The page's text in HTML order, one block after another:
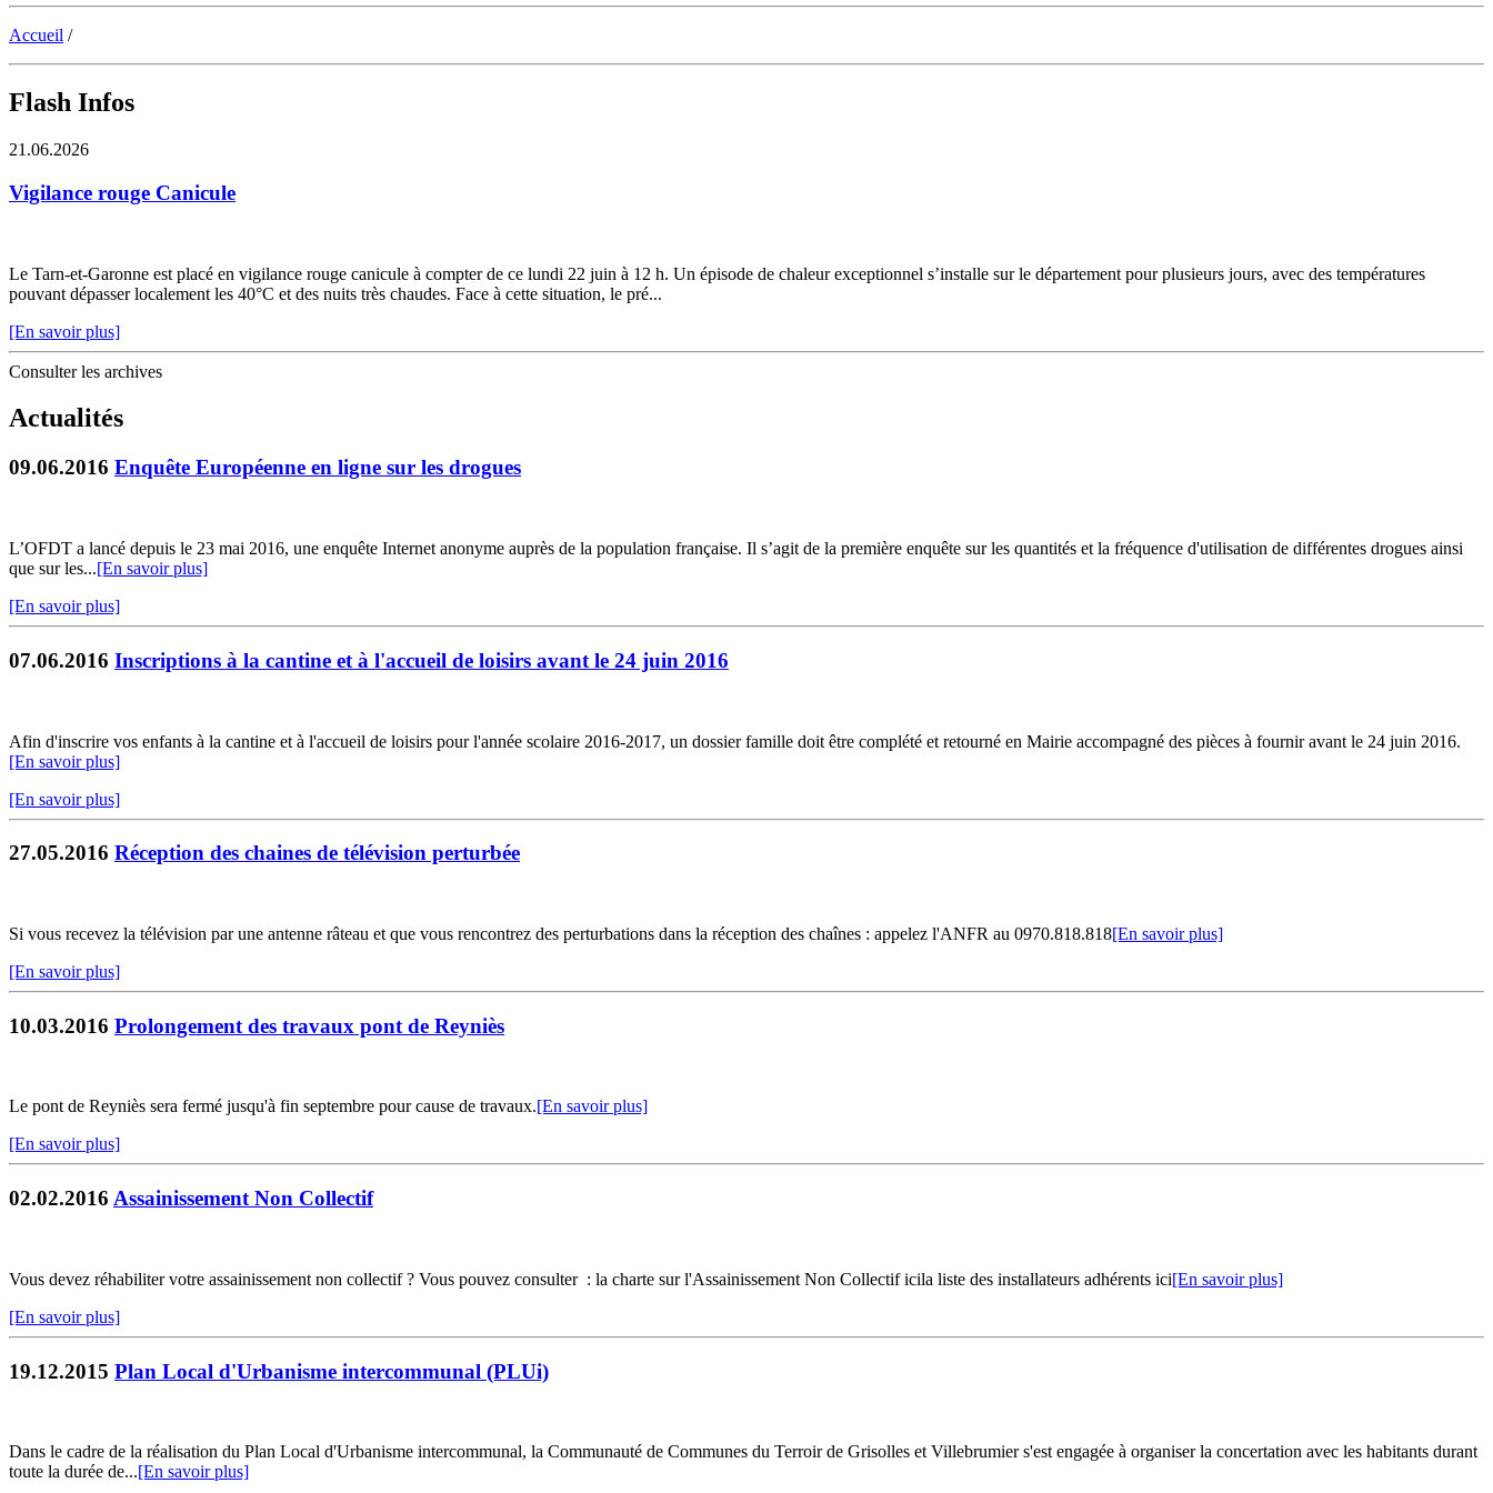
Accueil /
Flash Infos
21.06.2026
Vigilance rouge Canicule
Le Tarn-et-Garonne est placé en vigilance rouge canicule à compter de ce lundi 22 juin à 12 h. Un épisode de chaleur exceptionnel s’installe sur le département pour plusieurs jours, avec des températures
pouvant dépasser localement les 40°C et des nuits très chaudes. Face à cette situation, le pré...
[En savoir plus]
Consulter les archives
Actualités
09.06.2016 Enquête Européenne en ligne sur les drogues
L’OFDT a lancé depuis le 23 mai 2016, une enquête Internet anonyme auprès de la population française. Il s’agit de la première enquête sur les quantités et la fréquence d'utilisation de différentes drogues ainsi
que sur les...[En savoir plus]
[En savoir plus]
07.06.2016 Inscriptions à la cantine et à l'accueil de loisirs avant le 24 juin 2016
Afin d'inscrire vos enfants à la cantine et à l'accueil de loisirs pour l'année scolaire 2016-2017, un dossier famille doit être complété et retourné en Mairie accompagné des pièces à fournir avant le 24 juin 2016.
[En savoir plus]
[En savoir plus]
27.05.2016 Réception des chaines de télévision perturbée
Si vous recevez la télévision par une antenne râteau et que vous rencontrez des perturbations dans la réception des chaînes : appelez l'ANFR au 0970.818.818[En savoir plus]
[En savoir plus]
10.03.2016 Prolongement des travaux pont de Reyniès
Le pont de Reyniès sera fermé jusqu'à fin septembre pour cause de travaux.[En savoir plus]
[En savoir plus]
02.02.2016 Assainissement Non Collectif
Vous devez réhabiliter votre assainissement non collectif ? Vous pouvez consulter : la charte sur l'Assainissement Non Collectif icila liste des installateurs adhérents ici[En savoir plus]
[En savoir plus]
19.12.2015 Plan Local d'Urbanisme intercommunal (PLUi)
Dans le cadre de la réalisation du Plan Local d'Urbanisme intercommunal, la Communauté de Communes du Terroir de Grisolles et Villebrumier s'est engagée à organiser la concertation avec les habitants durant
toute la durée de...[En savoir plus]